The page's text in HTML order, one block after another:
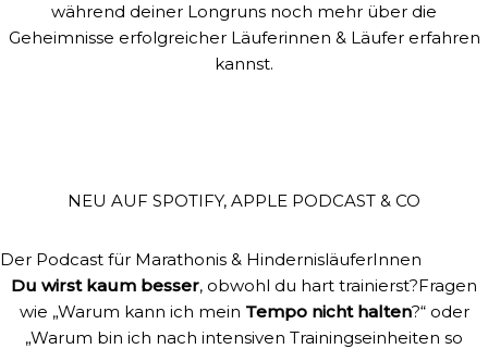
während deiner Longruns noch mehr über die
Geheimnisse erfolgreicher Läuferinnen & Läufer erfahren
kannst.
NEU AUF SPOTIFY, APPLE PODCAST & CO
Der Podcast für Marathonis & HindernisläuferInnen
Du wirst kaum besser, obwohl du hart trainierst?Fragen
wie „Warum kann ich mein Tempo nicht halten?“ oder
„Warum bin ich nach intensiven Trainingseinheiten so